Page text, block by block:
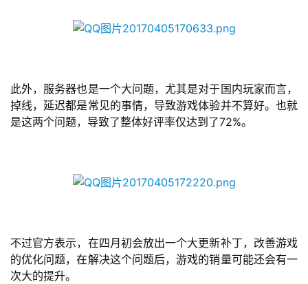
闲
游
戏
十
三
届
此外，服务器也是一个大问题，尤其是对于国内玩家而言，
掉线，延迟都是常见的事情，导致游戏体验并不算好。也就
是这两个问题，导致了整体好评率仅达到了72%。
不过官方表示，在四月初会放出一个大更新补丁，改善游戏
的优化问题，在解决这个问题后，游戏的销量可能还会有一
次大的提升。